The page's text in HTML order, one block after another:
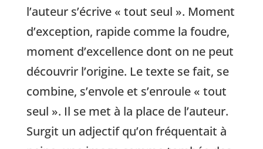
l’auteur s’écrive « tout seul ». Moment
d’exception, rapide comme la foudre,
moment d’excellence dont on ne peut
découvrir l’origine. Le texte se fait, se
combine, s’envole et s’enroule « tout
seul ». Il se met à la place de l’auteur.
Surgit un adjectif qu’on fréquentait à